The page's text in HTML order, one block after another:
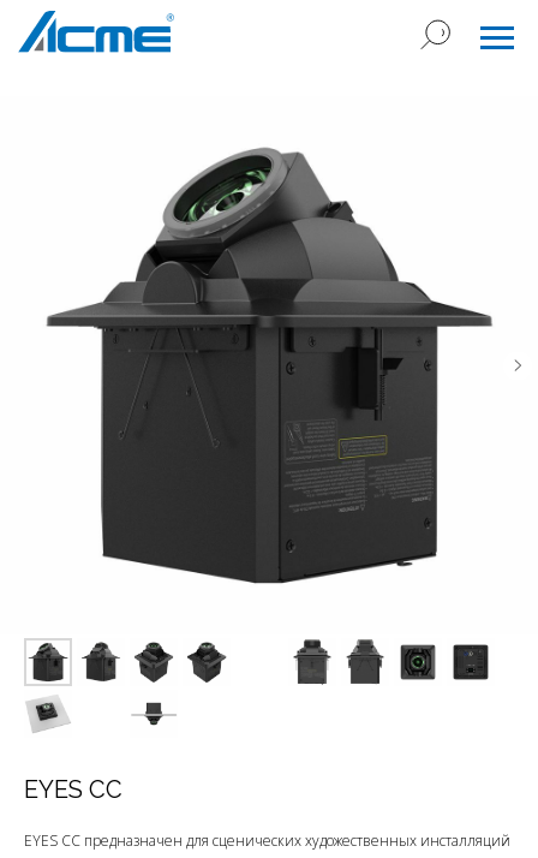
EYES CC
EYES CC предназначен для сценических художественных инсталляций